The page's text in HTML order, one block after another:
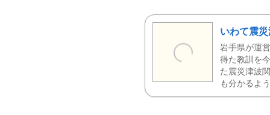
いわて震
岩手県が運
得た教訓を
た震災津波
も分かるよ